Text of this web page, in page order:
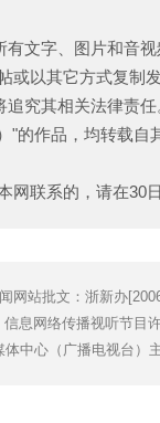
文字、图片和音
或以其它方式复
追究其相关法律责任
的作品，均转载自
联系的，请在30
网站批文：浙新办
息网络传播视听节目
中心（广播电视台）